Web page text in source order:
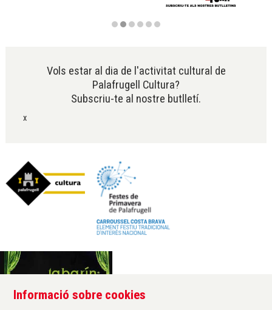
Vols estar al dia de l'activitat cultural de
Palafrugell Cultura?
Subscriu-te al nostre butlletí.
x
Àrea de cultura de l'Ajuntament de Palafrugell
Informació sobre cookies